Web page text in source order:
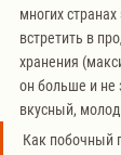
многих
встретить в
хранения
он больше и не
вкусный,
Как побочный